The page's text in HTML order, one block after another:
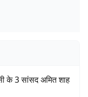
के 3 सांसद अमित शाह